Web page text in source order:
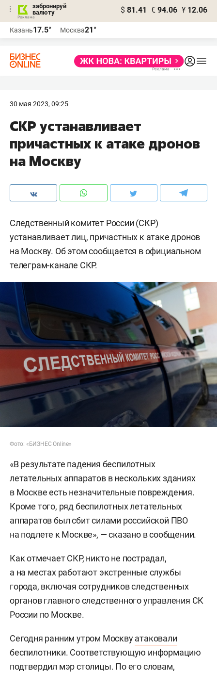
забронируй
валюту
$ 81.41 € 94.06 ¥ 12.06
Казань17.5° Москва21°
30 мая 2023, 09:25
СКР устанавливает
причастных к атаке дронов
на Москву
Следственный комитет России (СКР)
устанавливает лиц, причастных к атаке дронов
на Москву. Об этом сообщается в официальном
телеграм-канале СКР.
Фото: «БИЗНЕС Online»
«В результате падения беспилотных
летательных аппаратов в нескольких зданиях
в Москве есть незначительные повреждения.
Кроме того, ряд беспилотных летательных
аппаратов был сбит силами российской ПВО
на подлете к Москве», — сказано в сообщении.
Как отмечает СКР, никто не пострадал,
а на местах работают экстренные службы
города, включая сотрудников следственных
органов главного следственного управления СК
России по Москве.
Сегодня ранним утром Москвуатаковали
беспилотники. Соответствующую информацию
подтвердил мэр столицы. По его словам,